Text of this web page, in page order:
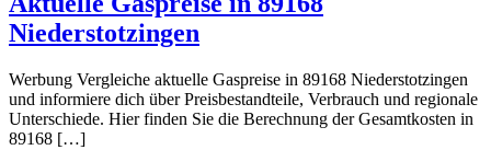
Niederstotzingen
Werbung Vergleiche aktuelle Gaspreise in 89168 Niederstotzingen
und informiere dich über Preisbestandteile, Verbrauch und regionale
Unterschiede. Hier finden Sie die Berechnung der Gesamtkosten in
89168 […]